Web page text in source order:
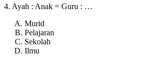
4. Ayah : Anak = Guru : …
Murid
Pelajaran
Sekolah
Ilmu